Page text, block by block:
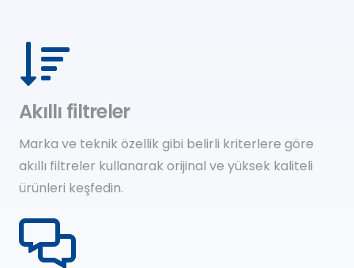
Akıllı filtreler
Marka ve teknik özellik gibi belirli kriterlere göre
akıllı filtreler kullanarak orijinal ve yüksek kaliteli
ürünleri keşfedin.